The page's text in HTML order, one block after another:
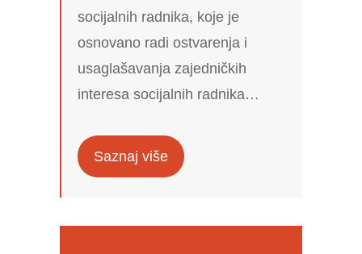
socijalnih radnika, koje je
osnovano radi ostvarenja i
usaglašavanja zajedničkih
interesa socijalnih radnika…
Saznaj više